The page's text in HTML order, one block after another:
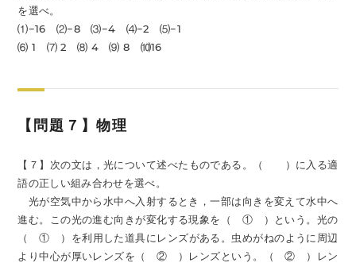
を選べ。
⑴−16 ⑵−8 ⑶−4 ⑷−2 ⑸−1
⑹ 1 ⑺ 2 ⑻ 4 ⑼ 8 ⑽16
【問題７】物理
【７】次の文は，光について述べたものである。（ ）に入る適
語の正しい組み合わせを選べ。
光が空気中から水中へ入射するとき，一部は向きを変えて水中へ
進む。この光の進む向きが変化する現象を（ ① ）という。光の
（ ① ）を利用した道具にレンズがある。虫めがねのように周辺
より中心が厚いレンズを（ ② ）レンズという。（ ② ）レン